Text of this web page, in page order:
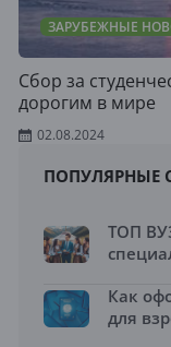
ЗАРУБЕЖНЫЕ
Сбор за
дорогим в мире
02.08.2024
ПОПУЛЯРНЫЕ
ТОП
Как
для